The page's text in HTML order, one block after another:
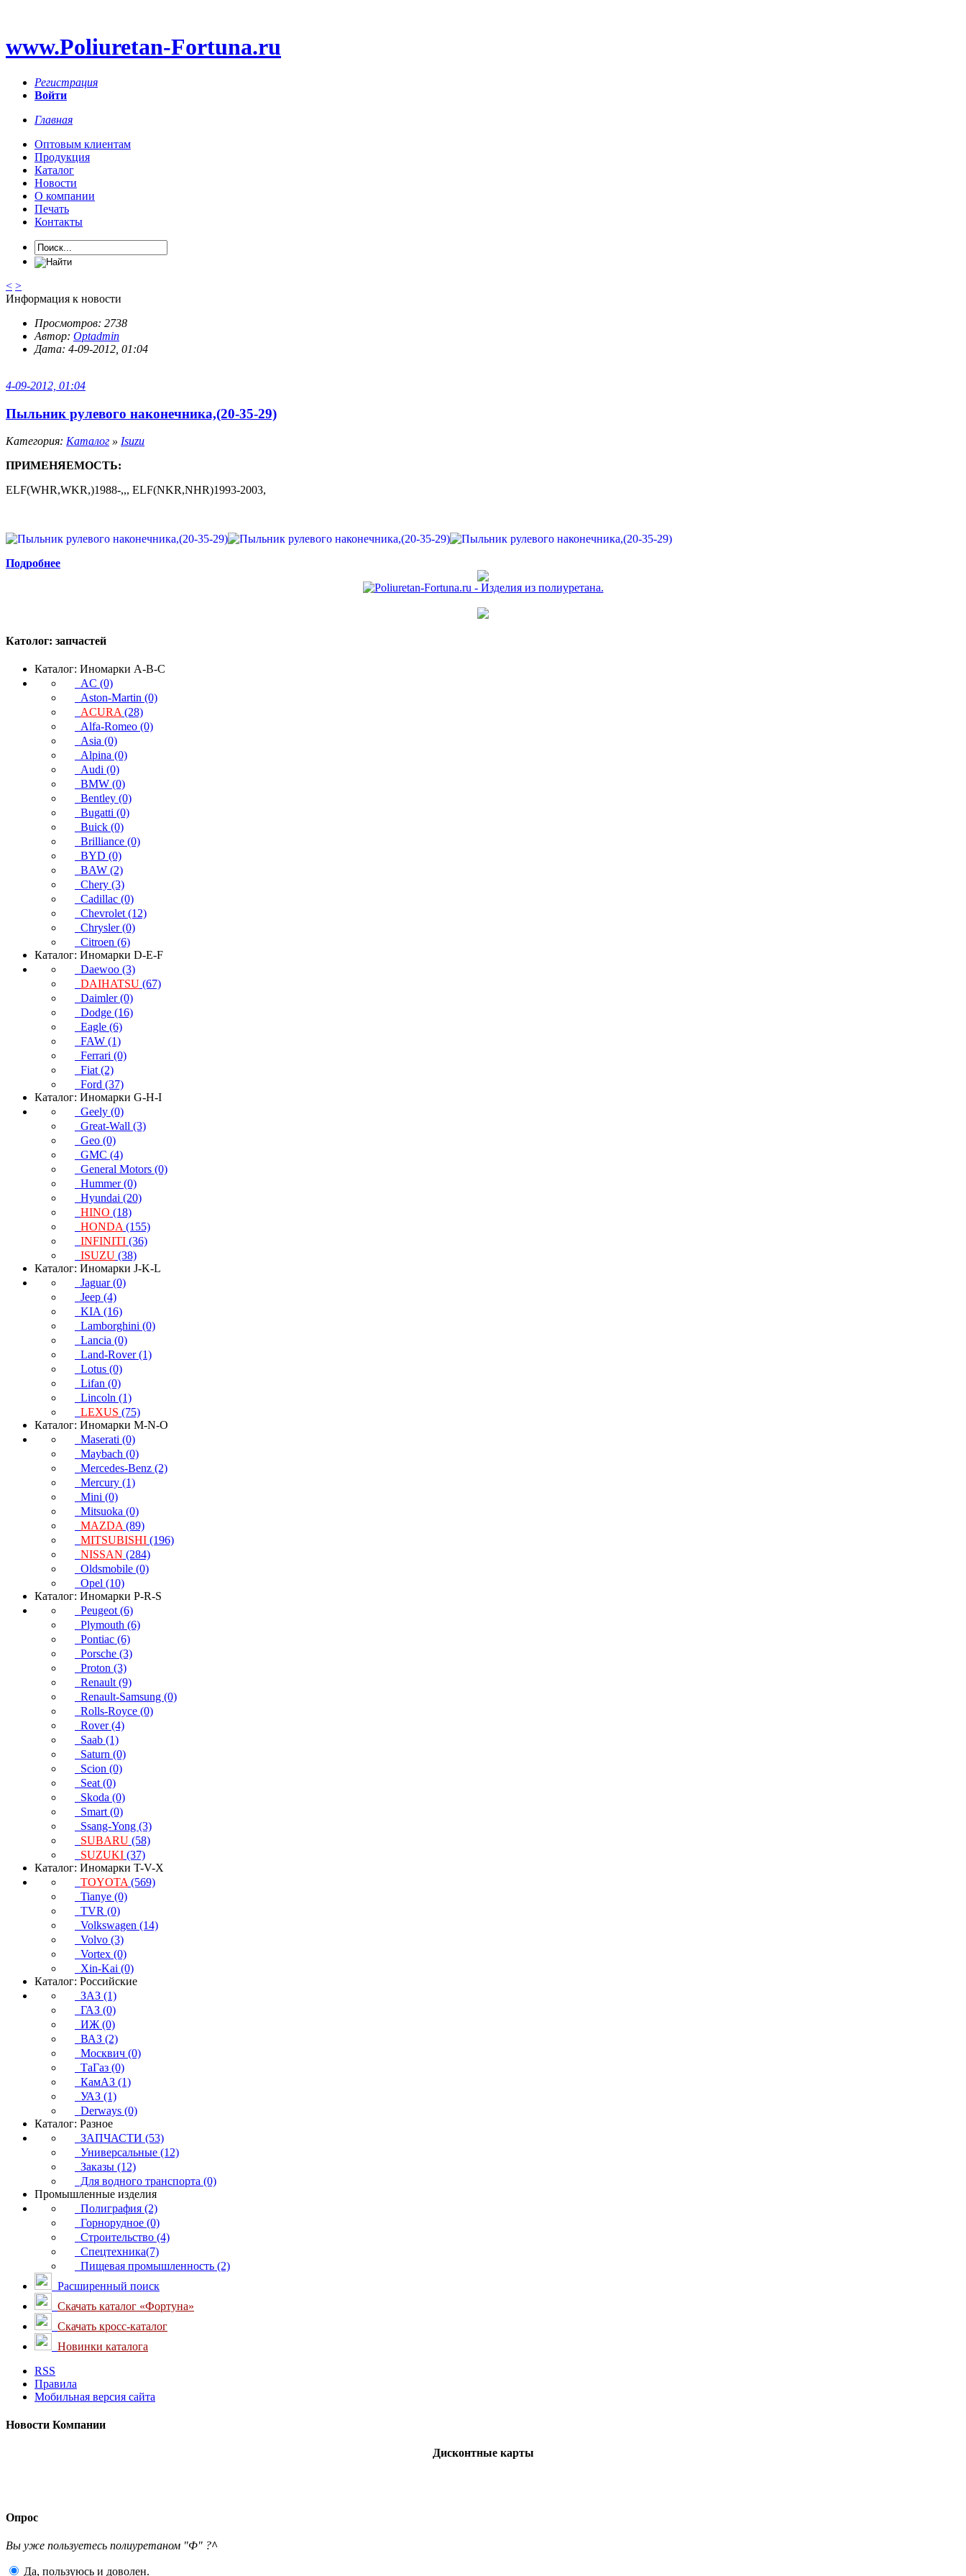
www.Poliuretan-Fortuna.ru
Регистрация
Войти
Главная
Оптовым клиентам
Продукция
Каталог
Новости
О компании
Печать
Контакты
< >
Информация к новости
Просмотров: 2738
Автор: Optadmin
Дата: 4-09-2012, 01:04
4-09-2012, 01:04
Пыльник рулевого наконечника,(20-35-29)
Категория: Каталог » Isuzu
ПРИМЕНЯЕМОСТЬ:
ELF(WHR,WKR,)1988-,,, ELF(NKR,NHR)1993-2003,
Подробнее
Католог: запчастей
Каталог: Иномарки A-B-C
AC (0)
Aston-Martin (0)
ACURA (28)
Alfa-Romeo (0)
Asia (0)
Alpina (0)
Audi (0)
BMW (0)
Bentley (0)
Bugatti (0)
Buick (0)
Brilliance (0)
BYD (0)
BAW (2)
Chery (3)
Cadillac (0)
Chevrolet (12)
Chrysler (0)
Citroen (6)
Каталог: Иномарки D-E-F
Daewoo (3)
DAIHATSU (67)
Daimler (0)
Dodge (16)
Eagle (6)
FAW (1)
Ferrari (0)
Fiat (2)
Ford (37)
Каталог: Иномарки G-H-I
Geely (0)
Great-Wall (3)
Geo (0)
GMC (4)
General Motors (0)
Hummer (0)
Hyundai (20)
HINO (18)
HONDA (155)
INFINITI (36)
ISUZU (38)
Каталог: Иномарки J-K-L
Jaguar (0)
Jeep (4)
KIA (16)
Lamborghini (0)
Lancia (0)
Land-Rover (1)
Lotus (0)
Lifan (0)
Lincoln (1)
LEXUS (75)
Каталог: Иномарки M-N-O
Maserati (0)
Maybach (0)
Mercedes-Benz (2)
Mercury (1)
Mini (0)
Mitsuoka (0)
MAZDA (89)
MITSUBISHI (196)
NISSAN (284)
Oldsmobile (0)
Opel (10)
Каталог: Иномарки P-R-S
Peugeot (6)
Plymouth (6)
Pontiac (6)
Porsche (3)
Proton (3)
Renault (9)
Renault-Samsung (0)
Rolls-Royce (0)
Rover (4)
Saab (1)
Saturn (0)
Scion (0)
Seat (0)
Skoda (0)
Smart (0)
Ssang-Yong (3)
SUBARU (58)
SUZUKI (37)
Каталог: Иномарки T-V-X
TOYOTA (569)
Tianye (0)
TVR (0)
Volkswagen (14)
Volvo (3)
Vortex (0)
Xin-Kai (0)
Каталог: Российские
ЗАЗ (1)
ГАЗ (0)
ИЖ (0)
ВАЗ (2)
Москвич (0)
ТаГаз (0)
КамАЗ (1)
УАЗ (1)
Derways (0)
Каталог: Разное
ЗАПЧАСТИ (53)
Универсальные (12)
Заказы (12)
Для водного транспорта (0)
Промышленные изделия
Полиграфия (2)
Горнорудное (0)
Строительство (4)
Спецтехника(7)
Пищевая промышленность (2)
Расширенный поиск
Скачать каталог «Фортуна»
Скачать кросс-каталог
Новинки каталога
RSS
Правила
Мобильная версия сайта
Новости Компании
Дисконтные карты
Опрос
Вы уже пользуетесь полиуретаном "Ф" ?^
Да, пользуюсь и доволен.